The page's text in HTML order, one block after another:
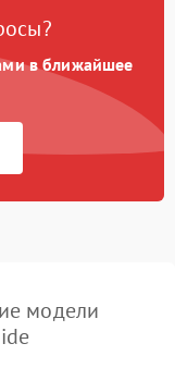
в ближайшее
модели